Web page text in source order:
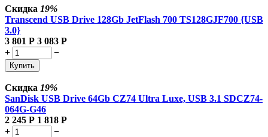
Скидка 19%
Transcend USB Drive 128Gb JetFlash 700 TS128GJF700 {USB
3.0}
3 801 Р 3 083 Р
+
−
Купить
Скидка 19%
SanDisk USB Drive 64Gb CZ74 Ultra Luxe, USB 3.1 SDCZ74-
064G-G46
2 245 Р 1 818 Р
+
−